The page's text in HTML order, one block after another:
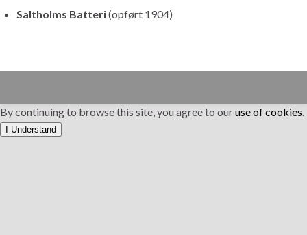
Saltholms Batteri(opført 1904)
By continuing to browse this site, you agree to ouruse of cookies.
I Understand